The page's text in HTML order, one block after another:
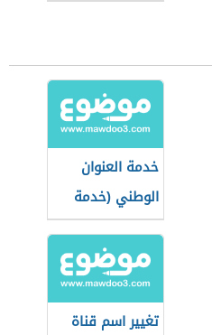
خدمة العنوان
الوطني (خدمة
وطنية سعودية)
تغيير اسم قناة